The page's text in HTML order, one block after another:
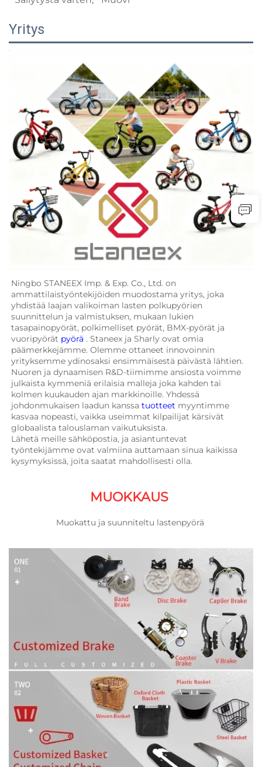
Yritys
Ningbo STANEEX Imp. & Exp. Co., Ltd. on
ammattilaistyöntekijöiden muodostama yritys, joka
yhdistää laajan valikoiman lasten polkupyörien
suunnittelun ja valmistuksen, mukaan lukien
tasapainopyörät, polkimelliset pyörät, BMX-pyörät ja
vuoripyörät pyörä . Staneex ja Sharly ovat omia
päämerkkejämme. Olemme ottaneet innovoinnin
yrityksemme ydinosaksi ensimmäisestä päivästä lähtien.
Nuoren ja dynaamisen R&D-tiimimme ansiosta voimme
julkaista kymmeniä erilaisia malleja joka kahden tai
kolmen kuukauden ajan markkinoille. Yhdessä
johdonmukaisen laadun kanssa tuotteet myyntimme
kasvaa nopeasti, vaikka useimmat kilpailijat kärsivät
globaalista talouslaman vaikutuksista.
Lähetä meille sähköpostia, ja asiantuntevat
työntekijämme ovat valmiina auttamaan sinua kaikissa
kysymyksissä, joita saatat mahdollisesti olla.
MUOKKAUS
Muokattu ja suunniteltu lastenpyörä